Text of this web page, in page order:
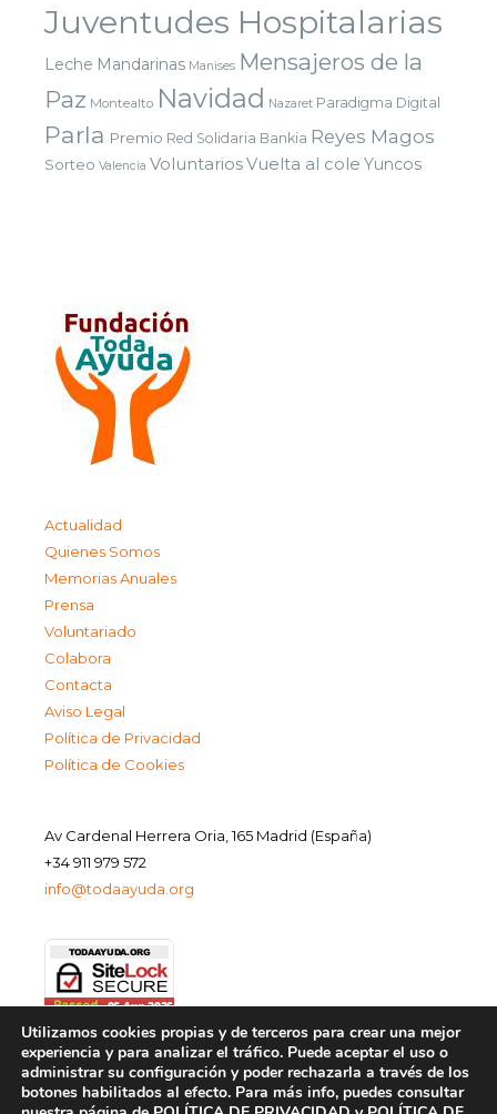
Juventudes Hospitalarias
Leche Mandarinas Manises Mensajeros de la
Paz Montealto Navidad Nazaret Paradigma Digital
Parla Premio Red Solidaria Bankia Reyes Magos
Sorteo Valencia VoluntariosVuelta al cole Yuncos
Actualidad
Quienes Somos
Memorias Anuales
Prensa
Voluntariado
Colabora
Contacta
Aviso Legal
Política de Privacidad
Política de Cookies
Av Cardenal Herrera Oria, 165 Madrid (España)
+34 911 979 572
info@todaayuda.org
Utilizamos cookies propias y de terceros para crear una mejor
experiencia y para analizar el tráfico. Puede aceptar el uso o
administrar su configuración y poder rechazarla a través de los
botones habilitados al efecto. Para más info, puedes consultar